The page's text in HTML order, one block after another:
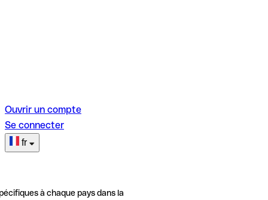
Ouvrir un compte
Se connecter
fr
à chaque pays dans la